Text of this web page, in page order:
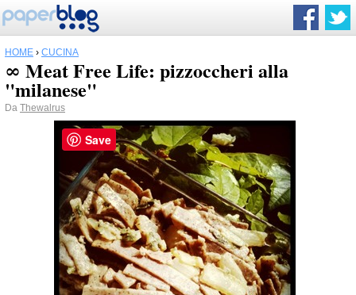
HOME › CUCINA
∞ Meat Free Life: pizzoccheri alla
"milanese"
Da Thewalrus
Save